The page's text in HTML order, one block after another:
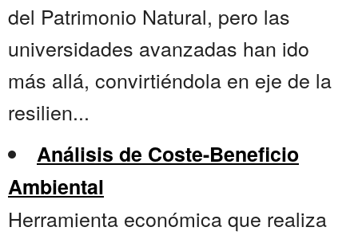
del Patrimonio Natural, pero las
universidades avanzadas han ido
más allá, convirtiéndola en eje de la
resilien...
Análisis de Coste-Beneficio
Ambiental
Herramienta económica que realiza